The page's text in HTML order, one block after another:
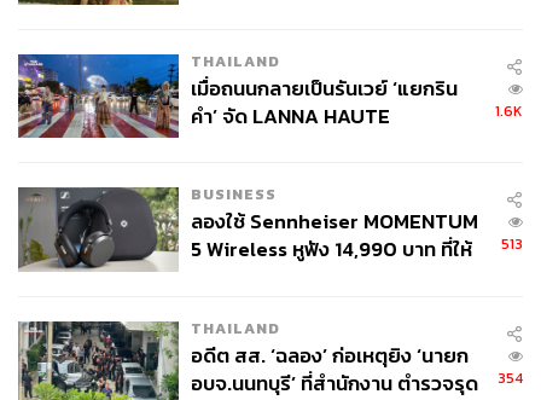
THAILAND
เมื่อถนนกลายเป็นรันเวย์ ‘แยกริน
คำ’ จัด LANNA HAUTE
1.6K
BUSINESS
ลองใช้ Sennheiser MOMENTUM
5 Wireless หูฟัง 14,990 บาท ที่ให้
513
THAILAND
อดีต สส. ‘ฉลอง’ ก่อเหตุยิง ‘นายก
อบจ.นนทบุรี’ ที่สำนักงาน ตำรวจรุด
354